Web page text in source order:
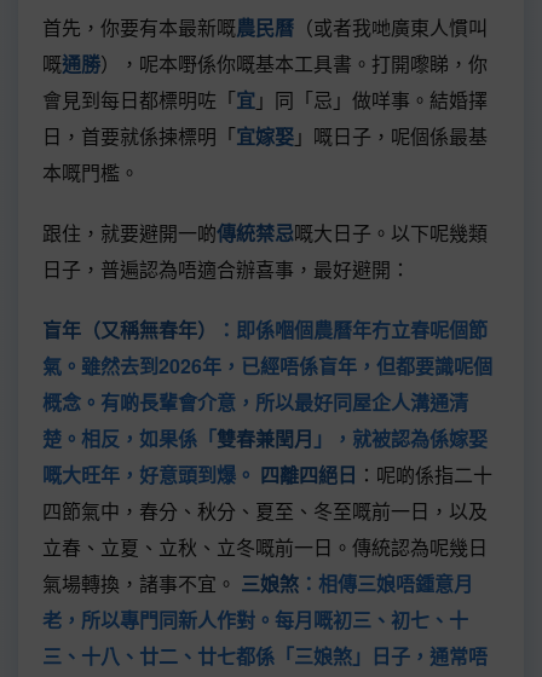
首先，你要有本最新嘅農民曆 （或者我哋廣東人慣叫
嘅通勝），呢本嘢係你嘅基本工具書。打開嚟睇，你
會見到每日都標明咗「宜」同「忌」做咩事。結婚擇
日，首要就係揀標明「宜嫁娶」嘅日子，呢個係最基
本嘅門檻。
跟住，就要避開一啲傳統禁忌嘅大日子。以下呢幾類
日子，普遍認為唔適合辦喜事，最好避開：
盲年（又稱無春年）
：即係嗰個農曆年冇立春呢個節
氣。雖然去到2026年，已經唔係盲年，但都要識呢個
概念。有啲長輩會介意，所以最好同屋企人溝通清
楚。相反，如果係「雙春兼閏月 」，就被認為係嫁娶
嘅大旺年，好意頭到爆。 四離四絕日 ：呢啲係指二十
四節氣中，春分、秋分、夏至、冬至嘅前一日，以及
立春、立夏、立秋、立冬嘅前一日。傳統認為呢幾日
氣場轉換，諸事不宜。 三娘煞 ：相傳三娘唔鍾意月
老，所以專門同新人作對。每月嘅初三、初七、十
三、十八、廿二、廿七都係「三娘煞」日子，通常唔